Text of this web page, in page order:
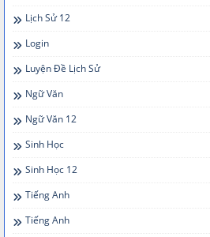
Lịch Sử 12
Login
Luyện Đề Lịch Sử
Ngữ Văn
Ngữ Văn 12
Sinh Học
Sinh Học 12
Tiếng Anh
Tiếng Anh